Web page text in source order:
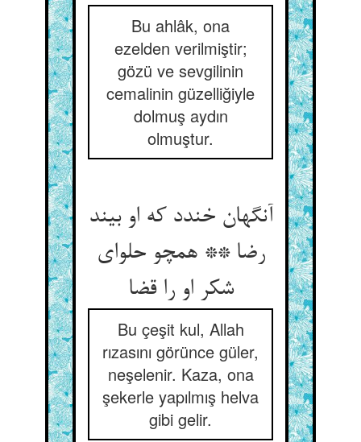
Bu ahlâk, ona
ezelden verilmiştir;
gözü ve sevgilinin
cemalinin güzelliğiyle
dolmuş aydın
olmuştur.
آنگهان خندد که او بیند
رضا ** همچو حلوای
شکر او را قضا
Bu çeşit kul, Allah
rızasını görünce güler,
neşelenir. Kaza, ona
şekerle yapılmış helva
gibi gelir.